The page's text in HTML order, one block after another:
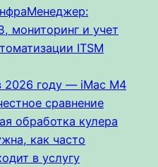
мониторинг и учет
ITSM
2026 году — iMac M4
сравнение
обработка кулера
как часто
в услугу